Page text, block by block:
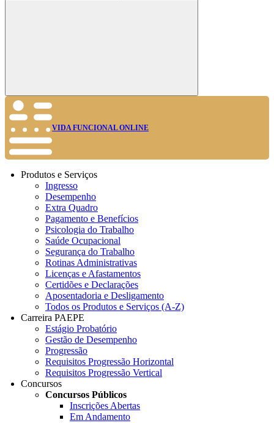
Buscar
VIDA FUNCIONAL ONLINE
Produtos e Serviços
Ingresso
Desempenho
Extra Quadro
Pagamento e Benefícios
Psicologia do Trabalho
Saúde Ocupacional
Segurança do Trabalho
Rotinas Administrativas
Licenças e Afastamentos
Certidões e Declarações
Aposentadoria e Desligamento
Todos os Produtos e Serviços (A-Z)
Carreira PAEPE
Estágio Probatório
Gestão de Desempenho
Progressão
Requisitos Progressão Horizontal
Requisitos Progressão Vertical
Concursos
Concursos Públicos
Inscrições Abertas
Em Andamento